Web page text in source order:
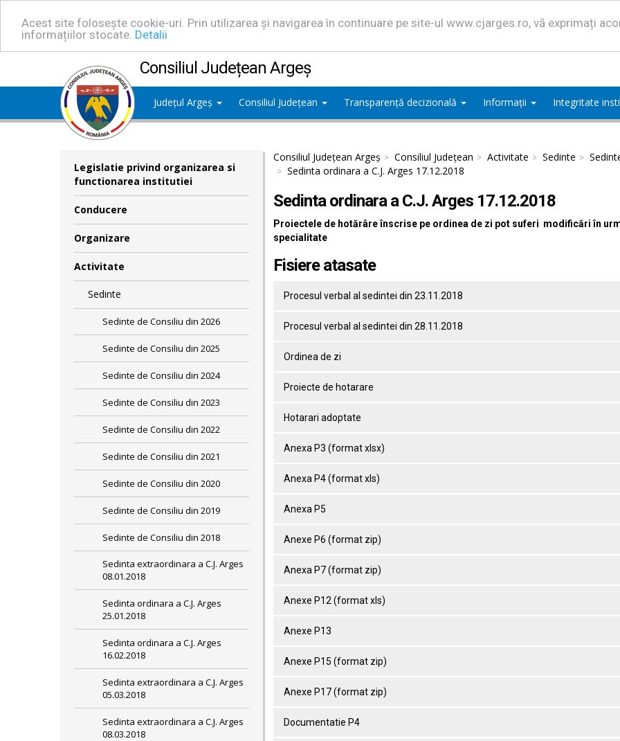
Acest site folosește cookie-uri. Prin utilizarea și navigarea în continuare pe site-ul www.cjarges.ro, vă exprimați
informațiilor stocate. Detalii
Consiliul Județean Argeș
Județul Argeș Consiliul Județean Transparență decizională Informații Integritate
Legislatie privind organizarea si
functionarea institutiei
Conducere
Organizare
Activitate
Sedinte
Sedinte de Consiliu din 2026
Sedinte de Consiliu din 2025
Sedinte de Consiliu din 2024
Sedinte de Consiliu din 2023
Sedinte de Consiliu din 2022
Sedinte de Consiliu din 2021
Sedinte de Consiliu din 2020
Sedinte de Consiliu din 2019
Sedinte de Consiliu din 2018
Sedinta extraordinara a C.J. Arges
08.01.2018
Sedinta ordinara a C.J. Arges
25.01.2018
Sedinta ordinara a C.J. Arges
16.02.2018
Sedinta extraordinara a C.J. Arges
05.03.2018
Sedinta extraordinara a C.J. Arges
08.03.2018
Consiliul Județean Argeș Consiliul Județean Activitate Sedinte
Sedinta ordinara a C.J. Arges 17.12.2018
Sedinta ordinara a C.J. Arges 17.12.2018
Proiectele de hotărâre înscrise pe ordinea de zi pot suferi modificări în
specialitate
Fisiere atasate
Procesul verbal al sedintei din 23.11.2018
Procesul verbal al sedintei din 28.11.2018
Ordinea de zi
Proiecte de hotarare
Hotarari adoptate
Anexa P3 (format xlsx)
Anexa P4 (format xls)
Anexa P5
Anexe P6 (format zip)
Anexa P7 (format zip)
Anexe P12 (format xls)
Anexe P13
Anexe P15 (format zip)
Anexe P17 (format zip)
Documentatie P4